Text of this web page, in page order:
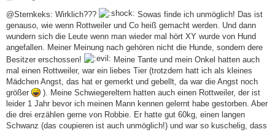
i
t
r
a
g
@Sternkeks: Wirklich???
Sowas finde ich unmöglich! Das ist
genauso, wie wenn Rottweiler und Co heiß gemacht werden. Und dann
wundern sich die Leute wenn man wieder mal hört XY wurde von Hund
angefallen. Meiner Meinung nach gehören nicht die Hunde, sondern dere
Besitzer erschossen!
Meine Tante und mein Onkel hatten auch
mal einen Rottweiler, war ein liebes Tier (trotzdem hatt ich als kleines
Mädchen Angst, das hat er gemerkt und gebellt, da war die Angst noch
größer
). Meine Schwiegereltern hatten auch einen Rottweiler, der ist
leider 1 Jahr bevor ich meinen Mann kennen gelernt habe gestorben. Aber
die drei erzählen gerne von Robbie. Er hatte gut 60kg, einen langen
Schwanz (das coupieren ist auch unmöglich!) und war so kuschelig, dass